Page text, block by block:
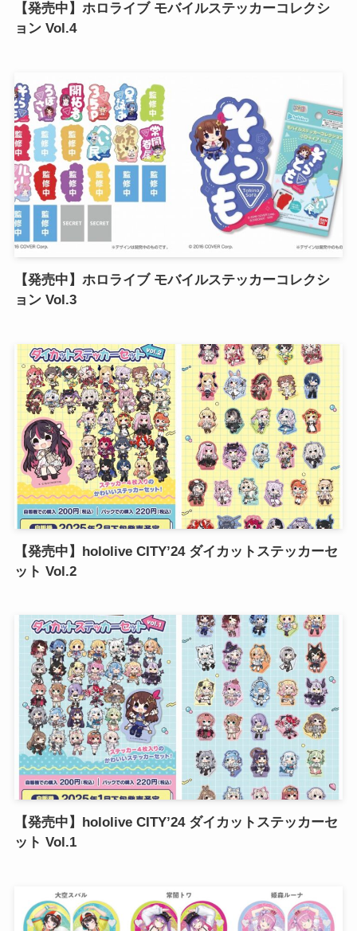
【発売中】ホロライブ モバイルステッカーコレクシ
ョン Vol.4
【発売中】ホロライブ モバイルステッカーコレクシ
ョン Vol.3
【発売中】hololive CITY’24 ダイカットステッカーセ
ット Vol.2
【発売中】hololive CITY’24 ダイカットステッカーセ
ット Vol.1